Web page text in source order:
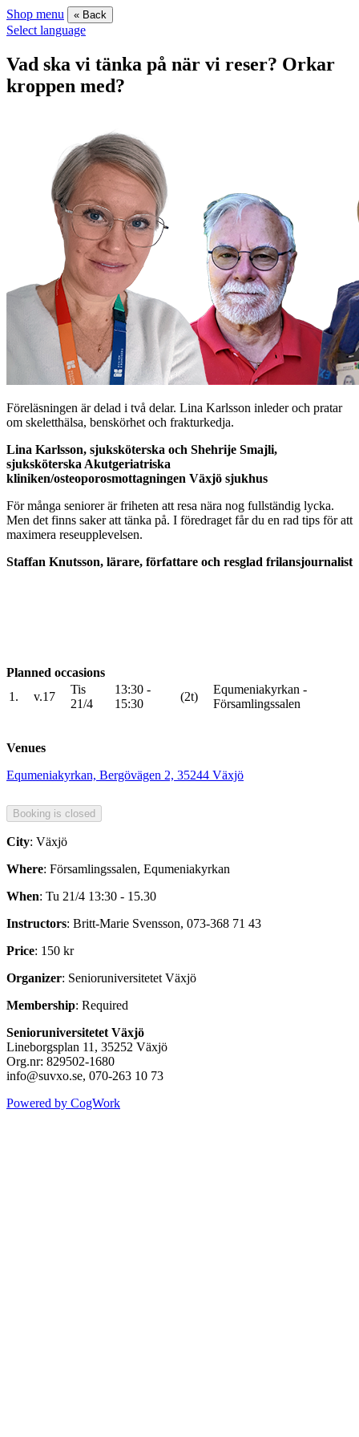
Shop menu « Back
Select language
Vad ska vi tänka på när vi reser? Orkar
kroppen med?
Föreläsningen är delad i två delar. Lina Karlsson inleder och pratar
om skeletthälsa, benskörhet och frakturkedja.
Lina Karlsson, sjuksköterska och Shehrije Smajli,
sjuksköterska Akutgeriatriska
kliniken/osteoporosmottagningen Växjö sjukhus
För många seniorer är friheten att resa nära nog fullständig lycka.
Men det finns saker att tänka på. I föredraget får du en rad tips för att
maximera reseupplevelsen.
Staffan Knutsson, lärare, författare och resglad frilansjournalist
Planned occasions
1.
v.17
Tis
21/4
13:30 -
15:30
(2t)
Equmeniakyrkan -
Församlingssalen
Venues
Equmeniakyrkan, Bergövägen 2, 35244 Växjö
City: Växjö
Where: Församlingssalen, Equmeniakyrkan
When: Tu 21/4 13:30 - 15.30
Instructors: Britt-Marie Svensson, 073-368 71 43
Price: 150 kr
Organizer: Senioruniversitetet Växjö
Membership: Required
Senioruniversitetet Växjö
Lineborgsplan 11, 35252 Växjö
Org.nr: 829502-1680
info@suvxo.se, 070-263 10 73
Powered by CogWork